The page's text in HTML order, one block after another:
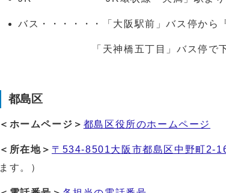
バス・・・・・・「大阪駅前」バス停から
「天神橋五丁目」バス停で下車
都島区
＜ホームページ＞ 都島区役所のホームページ
＜所在地＞ 〒534-8501大阪市都島区中野町2-
ます。）